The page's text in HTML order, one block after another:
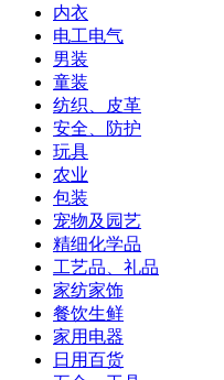
内衣
电工电气
男装
童装
纺织、皮革
安全、防护
玩具
农业
包装
宠物及园艺
精细化学品
工艺品、礼品
家纺家饰
餐饮生鲜
家用电器
日用百货